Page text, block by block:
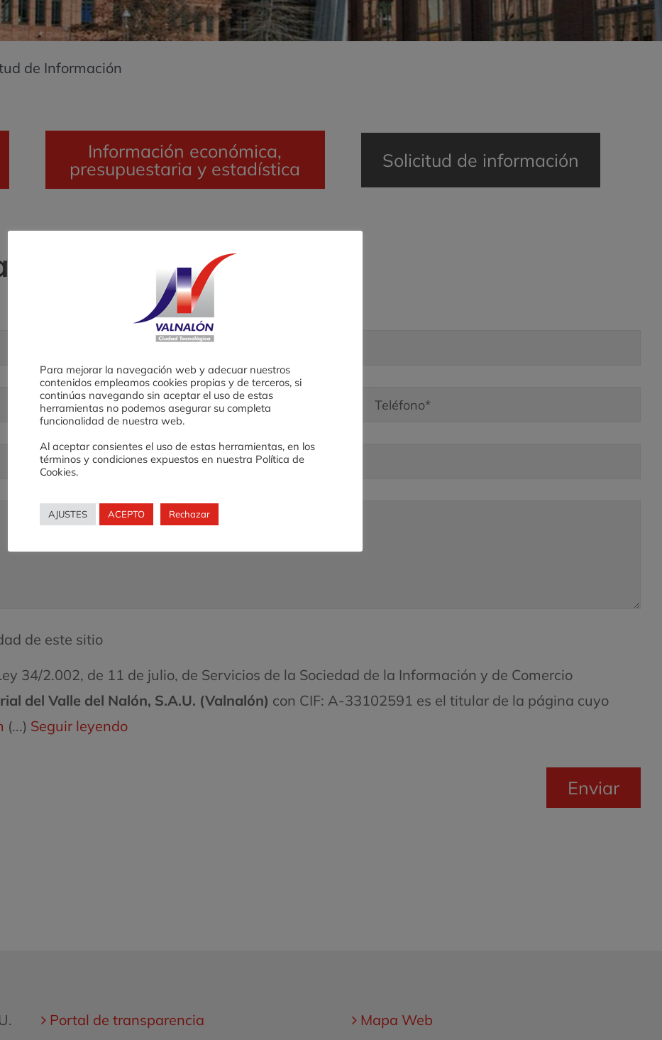
de Información
Información económica,
presupuestaria y estadística
Solicitud de información
de este sitio
34/2.002, de 11 de julio, de Servicios de la Sociedad de la Información y de Comercio
del Valle del Nalón, S.A.U. (Valnalón) con CIF: A-33102591 es el titular de la página cuyo
(...) Seguir leyendo
Enviar
Portal de transparencia Mapa Web
Para mejorar la navegación web y adecuar nuestros
contenidos empleamos cookies propias y de terceros, si
continúas navegando sin aceptar el uso de estas
herramientas no podemos asegurar su completa
funcionalidad de nuestra web.
Al aceptar consientes el uso de estas herramientas, en los
términos y condiciones expuestos en nuestra Política de
Cookies.
AJUSTES ACEPTO Rechazar